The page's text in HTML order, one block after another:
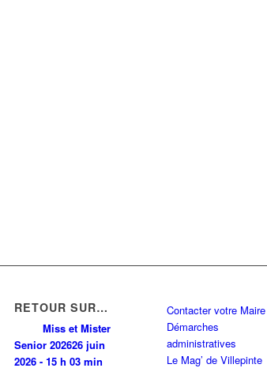
RETOUR SUR…
Miss et Mister
Senior 202626 juin
2026 - 15 h 03 min
Contacter votre Maire
Démarches
administratives
Le Mag’ de Villepinte